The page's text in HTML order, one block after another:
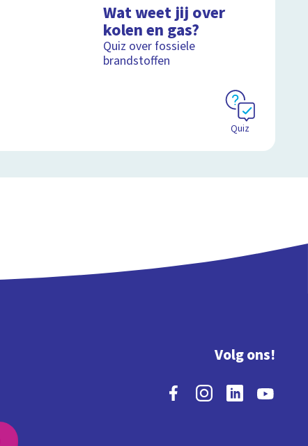
Wat weet jij over
kolen en gas?
Quiz over fossiele
brandstoffen
Quiz
Volg ons!